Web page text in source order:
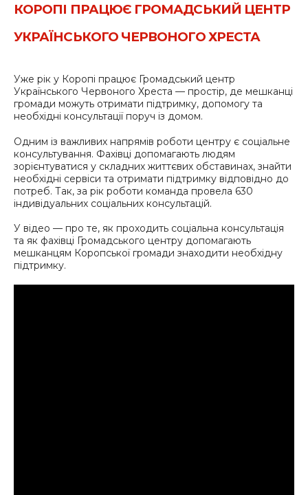
КОРОПІ ПРАЦЮЄ ГРОМАДСЬКИЙ ЦЕНТР
УКРАЇНСЬКОГО ЧЕРВОНОГО ХРЕСТА
Уже рік у Коропі працює Громадський центр
Українського Червоного Хреста — простір, де мешканці
громади можуть отримати підтримку, допомогу та
необхідні консультації поруч із домом.
Одним із важливих напрямів роботи центру є соціальне
консультування. Фахівці допомагають людям
зорієнтуватися у складних життєвих обставинах, знайти
необхідні сервіси та отримати підтримку відповідно до
потреб. Так, за рік роботи команда провела 630
індивідуальних соціальних консультацій.
У відео — про те, як проходить соціальна консультація
та як фахівці Громадського центру допомагають
мешканцям Коропської громади знаходити необхідну
підтримку.